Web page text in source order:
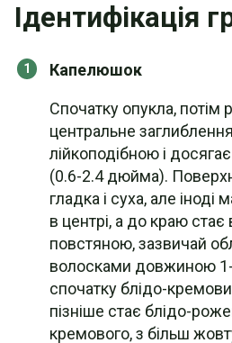
Ідентифікація
Капелюшок
Спочатку опукла, потім
центральне
лійкоподібною і
(0.6-2.4 дюйма).
гладка і суха, але іноді
в центрі, а до краю стає
повстяною, зазвичай
волосками довжиною
спочатку блідо-
пізніше стає блідо-
кремового, з більш